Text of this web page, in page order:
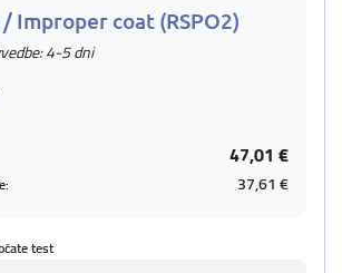
Improper coat (RSPO2)
4-5 dni
47,01 €
37,61 €
test